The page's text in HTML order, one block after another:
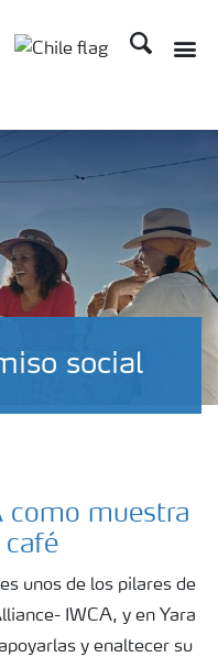
Buscar
social
como muestra
café
unos de los pilares de
IWCA, y en Yara
y enaltecer su